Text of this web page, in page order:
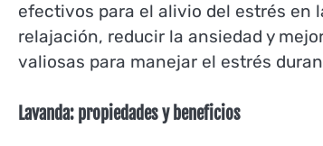
efectivos para el alivio del estrés en
relajación, reducir la ansiedad y
valiosas para manejar el estrés
Lavanda: propiedades y beneficios